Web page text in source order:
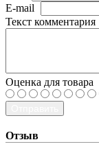
E-mail
Текст комментария
Оценка для товара
Отзыв